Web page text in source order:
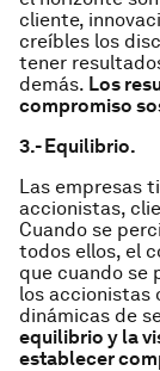
cliente,
creíbles los
tener
demás. Los
compromiso
3.- Equilibrio.
Las empresas
accionistas,
Cuando se
todos ellos, el
que cuando se
los accionistas
dinámicas de
equilibrio y la
establecer